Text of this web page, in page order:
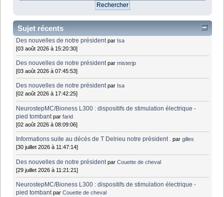
Sujet récents
Des nouvelles de notre président par Isa
[03 août 2026 à 15:20:30]
Des nouvelles de notre président parmisterjp
[03 août 2026 à 07:45:53]
Des nouvelles de notre président par Isa
[02 août 2026 à 17:42:25]
NeurostepMC/Bioness L300 : dispositifs de stimulation électrique -
pied tombant parfarid
[02 août 2026 à 08:09:06]
Informations suite au décès de T Delrieu notre président . pargilles
[30 juillet 2026 à 11:47:14]
Des nouvelles de notre président parCouette de cheval
[29 juillet 2026 à 11:21:21]
NeurostepMC/Bioness L300 : dispositifs de stimulation électrique -
pied tombant parCouette de cheval